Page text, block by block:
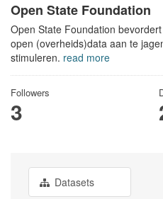
Open State Foundation
Open State Foundation
open (overheids)data aan te
stimuleren. read more
Followers
3
Datasets